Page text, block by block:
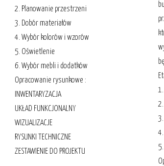
2. Planowanie przestrzeni
3. Dobór materiałów
4. Wybór kolorów i wzorów
5. Oświetlenie
6. Wybór mebli i dodatków
Opracowanie rysunkowe :
INWENTARYZACJA
UKŁAD FUNKCJONALNY
WIZUALIZACJE
RYSUNKI TECHNICZNE
ZESTAWIENIE DO PROJEKTU